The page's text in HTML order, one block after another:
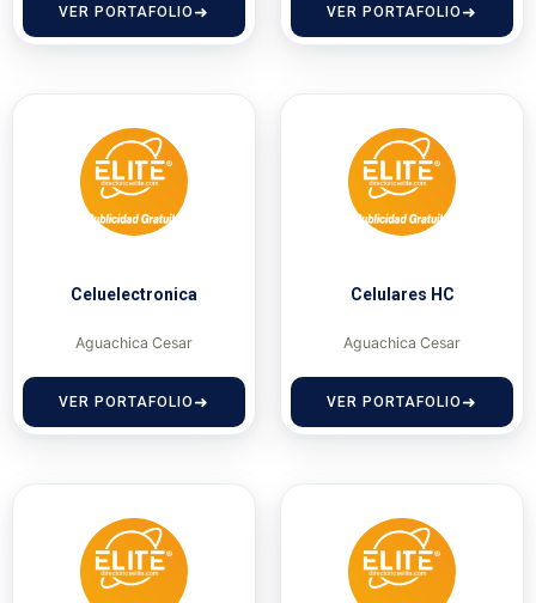
VER PORTAFOLIO VER PORTAFOLIO
Celuelectronica
Aguachica Cesar
VER PORTAFOLIO
Celulares HC
Aguachica Cesar
VER PORTAFOLIO